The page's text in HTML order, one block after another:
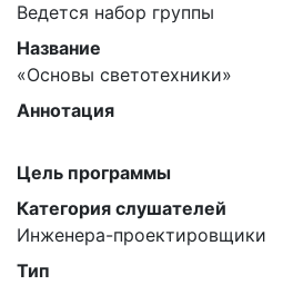
Ведется набор группы
Название
«Основы светотехники»
Аннотация
Цель программы
Категория слушателей
Инженера-проектировщики
Тип